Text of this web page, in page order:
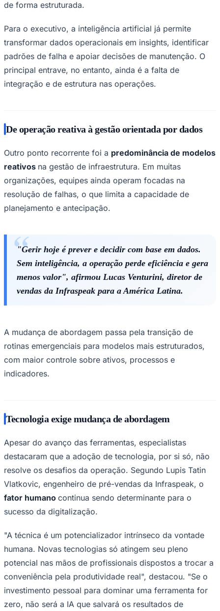
Corinthians
Palmeiras
São Paulo
de forma estruturada.
Para o executivo, a inteligência artificial já permite
transformar dados operacionais em insights, identificar
padrões de falha e apoiar decisões de manutenção. O
principal entrave, no entanto, ainda é a falta de
integração e de estrutura nas operações.
De operação reativa à gestão orientada por dados
Outro ponto recorrente foi a predominância de modelos
reativos na gestão de infraestrutura. Em muitas
organizações, equipes ainda operam focadas na
resolução de falhas, o que limita a capacidade de
planejamento e antecipação.
"Gerir hoje é prever e decidir com base em dados.
Sem inteligência, a operação perde eficiência e gera
menos valor", afirmou Lucas Venturini, diretor de
vendas da Infraspeak para a América Latina.
A mudança de abordagem passa pela transição de
rotinas emergenciais para modelos mais estruturados,
com maior controle sobre ativos, processos e
indicadores.
Tecnologia exige mudança de abordagem
Apesar do avanço das ferramentas, especialistas
destacaram que a adoção de tecnologia, por si só, não
resolve os desafios da operação. Segundo Lupis Tatin
Vlatkovic, engenheiro de pré-vendas da Infraspeak, o
fator humano continua sendo determinante para o
sucesso da digitalização.
"A técnica é um potencializador intrínseco da vontade
humana. Novas tecnologias só atingem seu pleno
potencial nas mãos de profissionais dispostos a trocar a
conveniência pela produtividade real", destacou. "Se o
investimento pessoal para dominar uma ferramenta for
zero, não será a IA que salvará os resultados de